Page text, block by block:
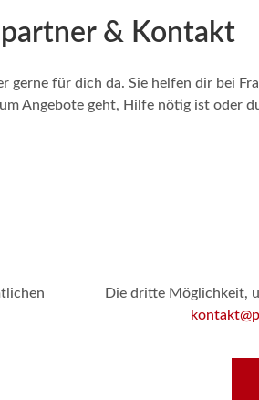
& Kontakt
gerne für dich da. Sie helfen dir bei
Angebote geht, Hilfe nötig ist oder
Die dritte Möglichkeit,